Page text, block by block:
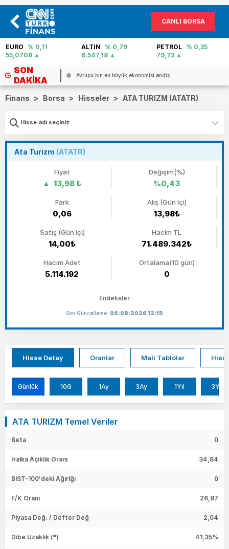
CANLI BORSA
EURO
% 0,11
55,0708
ALTIN
% 0,79
6.547,18
PETROL % 0,35
79,73
SON
DAKIKA
Avrupa`nın en büyük ekonomisi endiş...
Finans > Borsa > Hisseler > ATA TURIZM (ATATR)
Ata Turızm (ATATR)
Fiyat
13,98 ₺
Değişim(%)
%0,43
Fark
0,06
Alış (Gün İçi)
13,98₺
Satış (Gün içi)
14,00₺
Hacim TL
71.489.342₺
Hacim Adet
5.114.192
Ortalama(10 gün)
0
Endeksler
Son Güncelleme: 06:08:2026 12:15
Hisse Detay Oranlar Mali Tablolar
Günlük 10G 1Ay 3Ay 1Yıl 3Yıl
ATA TURIZM Temel Veriler
Beta 0
Halka Açıklık Oranı 34,84
BIST-100'deki Ağırlğı 0
F/K Oranı 26,87
Piyasa Değ. / Defter Değ 2,04
Dibe Uzaklık (*) 41,35%